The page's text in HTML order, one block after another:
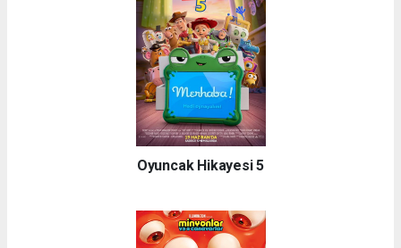
Oyuncak Hikayesi 5